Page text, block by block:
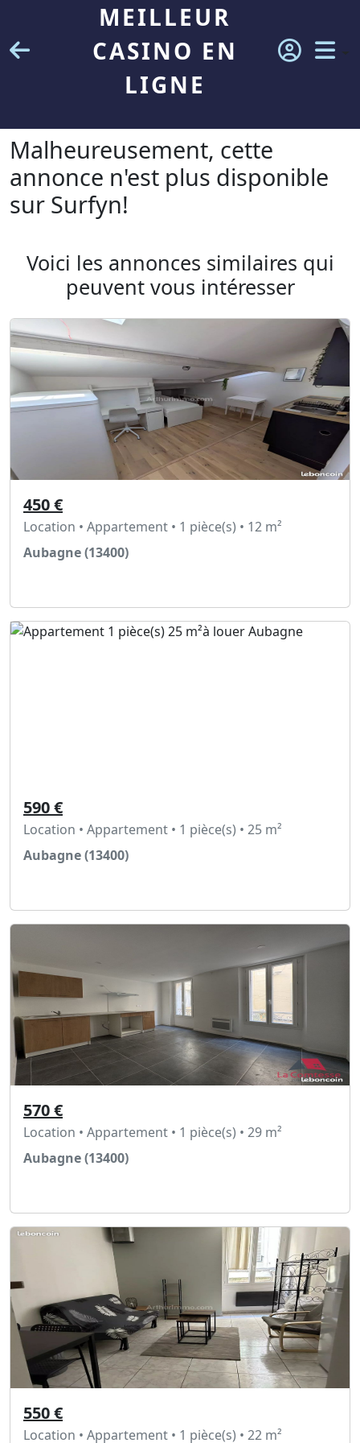
MEILLEUR
CASINO EN
LIGNE
Malheureusement, cette
annonce n'est plus disponible
sur Surfyn!
Voici les annonces similaires qui
peuvent vous intéresser
450 €
Location • Appartement • 1 pièce(s) • 12 m²
Aubagne (13400)
590 €
Location • Appartement • 1 pièce(s) • 25 m²
Aubagne (13400)
570 €
Location • Appartement • 1 pièce(s) • 29 m²
Aubagne (13400)
550 €
Location • Appartement • 1 pièce(s) • 22 m²